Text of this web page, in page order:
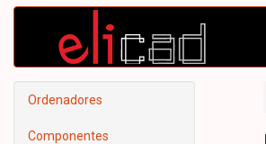
Ordenadores
Componentes